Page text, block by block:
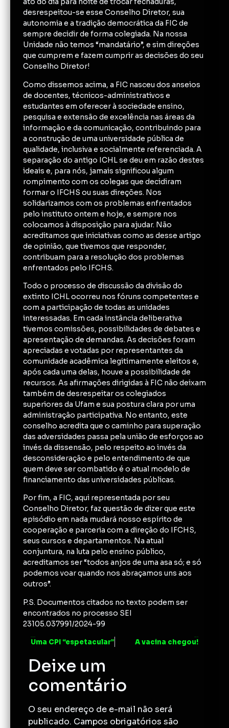
desrespeitou-se esse Conselho Diretor, sua
autonomia e a tradição democrática da FIC de
sempre decidir de forma colegiada. Na nossa
Unidade não temos “mandatário”, e sim direções
que cumprem e fazem cumprir as decisões do seu
Conselho Diretor!
Como dissemos acima, a FIC nasceu dos anseios
de docentes, técnicos-administrativos e
estudantes em oferecer à sociedade ensino,
pesquisa e extensão de excelência nas áreas da
informação e da comunicação, contribuindo para
a construção de uma universidade pública de
qualidade, inclusiva e socialmente referenciada. A
separação do antigo ICHL se deu em razão destes
ideais e, para nós, jamais significou algum
rompimento com os colegas que decidiram
formar o IFCHS ou suas direções. Nos
solidarizamos com os problemas enfrentados
pelo instituto ontem e hoje, e sempre nos
colocamos à disposição para ajudar. Não
acreditamos que iniciativas como as desse artigo
de opinião, que tivemos que responder,
contribuam para a resolução dos problemas
enfrentados pelo IFCHS.
Todo o processo de discussão da divisão do
extinto ICHL ocorreu nos fóruns competentes e
com a participação de todas as unidades
interessadas. Em cada instância deliberativa
tivemos comissões, possibilidades de debates e
apresentação de demandas. As decisões foram
apreciadas e votadas por representantes da
comunidade acadêmica legitimamente eleitos e,
após cada uma delas, houve a possibilidade de
recursos. As afirmações dirigidas à FIC não deixam
também de desrespeitar os colegiados
superiores da Ufam e sua postura clara por uma
administração participativa. No entanto, este
conselho acredita que o caminho para superação
das adversidades passa pela união de esforços ao
invés da dissensão, pelo respeito ao invés da
desconsideração e pelo entendimento de que
quem deve ser combatido é o atual modelo de
financiamento das universidades públicas.
Por fim, a FIC, aqui representada por seu
Conselho Diretor, faz questão de dizer que este
episódio em nada mudará nosso espírito de
cooperação e parceria com a direção do IFCHS,
seus cursos e departamentos. Na atual
conjuntura, na luta pelo ensino público,
acreditamos ser “todos anjos de uma asa só; e só
podemos voar quando nos abraçamos uns aos
outros”.
P.S. Documentos citados no texto podem ser
encontrados no processo SEI
23105.037991/2024-99
Uma CPI “espetacular” A vacina chegou!
Deixe um
comentário
O seu endereço de e-mail não será
publicado. Campos obrigatórios são